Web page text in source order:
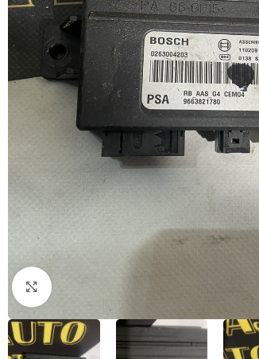
Натисніть, щоб збільшити